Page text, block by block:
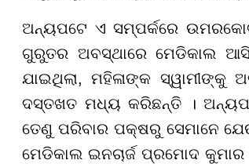
ଅନ୍ୟପଟେ ଏ ସମ୍ପର୍କରେ
ଗୁରୁତର ଅବସ୍ଥାରେ ମେଡିକାଲ
ଯାଇଥିଲା, ମହିଳାଙ୍କ ସ୍ୱାମୀଙ୍କୁ
ଦସ୍ତଖତ ମଧ୍ୟ କରିଛନ୍ତି ।
ତେଣୁ ପରିବାର ପକ୍ଷରୁ ସେମାନେ
ମେଡିକାଲ ଇନଚାର୍ଜ ପ୍ରମୋଦ